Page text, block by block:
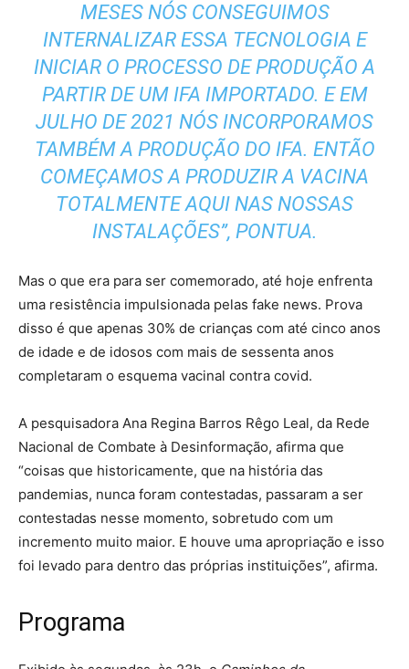
MESES NÓS CONSEGUIMOS
INTERNALIZAR ESSA TECNOLOGIA E
INICIAR O PROCESSO DE PRODUÇÃO A
PARTIR DE UM IFA IMPORTADO. E EM
JULHO DE 2021 NÓS INCORPORAMOS
TAMBÉM A PRODUÇÃO DO IFA. ENTÃO
COMEÇAMOS A PRODUZIR A VACINA
TOTALMENTE AQUI NAS NOSSAS
INSTALAÇÕES”, PONTUA.
Mas o que era para ser comemorado, até hoje enfrenta
uma resistência impulsionada pelas fake news. Prova
disso é que apenas 30% de crianças com até cinco anos
de idade e de idosos com mais de sessenta anos
completaram o esquema vacinal contra covid.
A pesquisadora Ana Regina Barros Rêgo Leal, da Rede
Nacional de Combate à Desinformação, afirma que
“coisas que historicamente, que na história das
pandemias, nunca foram contestadas, passaram a ser
contestadas nesse momento, sobretudo com um
incremento muito maior. E houve uma apropriação e isso
foi levado para dentro das próprias instituições”, afirma.
Programa